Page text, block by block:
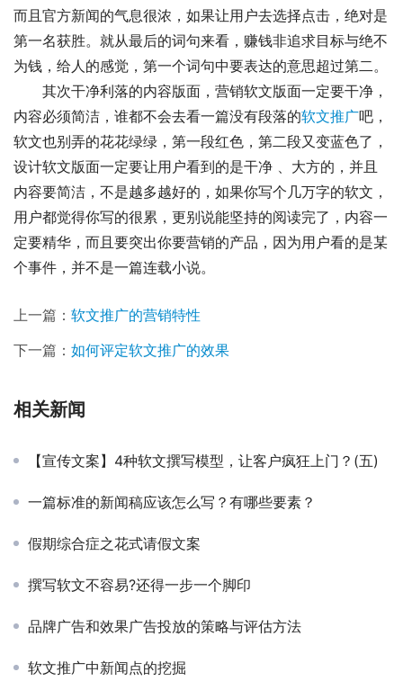
而且官方新闻的气息很浓，如果让用户去选择点击，绝对是
第一名获胜。就从最后的词句来看，赚钱非追求目标与绝不
为钱，给人的感觉，第一个词句中要表达的意思超过第二。
其次干净利落的内容版面，营销软文版面一定要干净，
内容必须简洁，谁都不会去看一篇没有段落的软文推广吧，
软文也别弄的花花绿绿，第一段红色，第二段又变蓝色了，
设计软文版面一定要让用户看到的是干净 、大方的，并且
内容要简洁，不是越多越好的，如果你写个几万字的软文，
用户都觉得你写的很累，更别说能坚持的阅读完了，内容一
定要精华，而且要突出你要营销的产品，因为用户看的是某
个事件，并不是一篇连载小说。
上一篇： 软文推广的营销特性
下一篇： 如何评定软文推广的效果
相关新闻
【宣传文案】4种软文撰写模型，让客户疯狂上门？(五)
一篇标准的新闻稿应该怎么写？有哪些要素？
假期综合症之花式请假文案
撰写软文不容易?还得一步一个脚印
品牌广告和效果广告投放的策略与评估方法
软文推广中新闻点的挖掘